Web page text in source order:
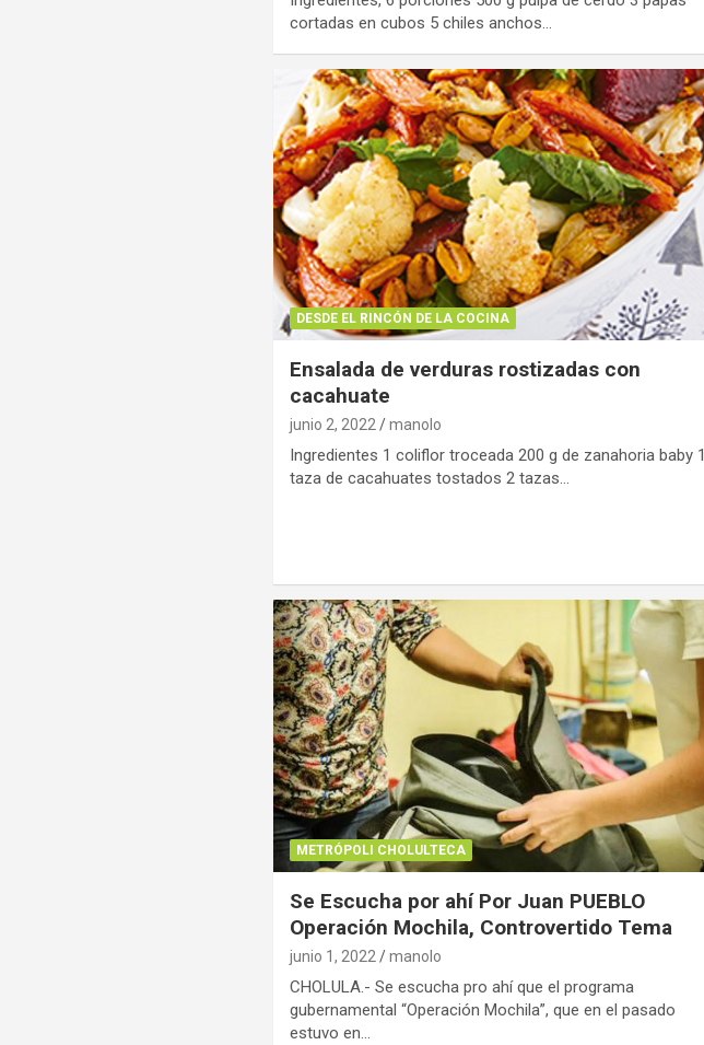
cortadas en cubos 5 chiles anchos…
DESDE EL RINCÓN DE LA COCINA
Ensalada de verduras rostizadas con
cacahuate
junio 2, 2022 manolo
Ingredientes 1 coliflor troceada 200 g de zanahoria baby 1
taza de cacahuates tostados 2 tazas…
METRÓPOLI CHOLULTECA
Se Escucha por ahí Por Juan PUEBLO
Operación Mochila, Controvertido Tema
junio 1, 2022 manolo
CHOLULA.- Se escucha pro ahí que el programa
gubernamental “Operación Mochila”, que en el pasado
estuvo en…